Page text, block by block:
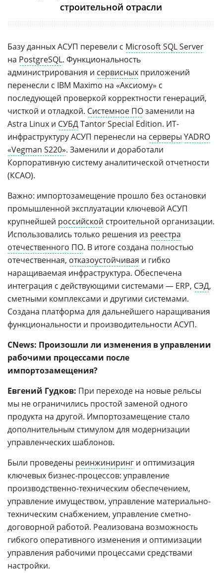
строительной отрасли
Базу данных АСУП перевели с Microsoft SQL Server
на PostgreSQL. Функциональность
администрирования и сервисных приложений
перенесли с IBM Maximo на «Аксиому» с
последующей проверкой корректности генераций,
чисткой и отладкой. Системное ПОзаменили на
Astra Linux и СУБДTantor Special Edition. ИТ-
инфраструктуру АСУП перенесли на серверы YADRO
«Vegman S220». Заменили и доработали
Корпоративную систему аналитической отчетности
(КСАО).
Важно: импортозамещение прошло без остановки
промышленной эксплуатации ключевой АСУП
крупнейшей российской строительной организации.
Использовались только решения из реестра
отечественного ПО. В итоге создана полностью
отечественная, отказоустойчивая и гибко
наращиваемая инфраструктура. Обеспечена
интеграция с действующими системами — ERP, СЭД,
сметными комплексами и другими системами.
Создана платформа для дальнейшего наращивания
функциональности и производительности АСУП.
CNews: Произошли ли изменения в управлении
рабочими процессами после
импортозамещения?
Евгений Гудков: При переходе на новые рельсы
мы не ограничились простой заменой одного
продукта на другой. Импортозамещение стало
дополнительным стимулом для модернизации
управленческих шаблонов.
Были проведены реинжиниринг и оптимизация
ключевых бизнес-процессов: управление
производственно-техническим обеспечением,
управление имуществом, управление материально-
техническим снабжением, управление сметно-
договорной работой. Реализована возможность
гибкого оперативного изменения и оптимизации
управления рабочими процессами средствами
настройки.